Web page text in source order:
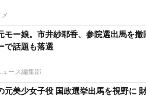
ー娘。市井紗耶香、参院選出馬を撤
で話題も落選
ース編集部
元美少女子役 国政選挙出馬を視野に